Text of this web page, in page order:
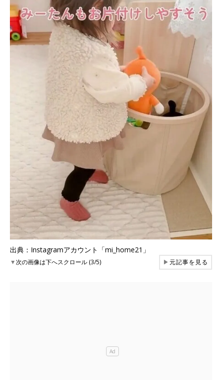
出典：Instagramアカウント「mi_home21」
▼次の画像は下へスクロール (3/5) ▶元記事を見る